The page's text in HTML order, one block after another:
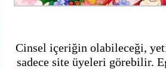
Cinsel içeriğin olabileceği,
sadece site üyeleri görebilir.